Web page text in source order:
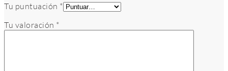
Tu puntuación *
Tu valoración *